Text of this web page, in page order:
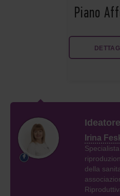
Piano
Irina
della